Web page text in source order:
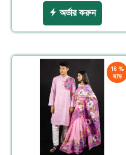
অর্ডার করুন
16 %
ছাড়